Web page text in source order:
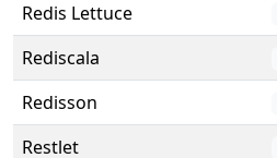
Redis Lettuce
Rediscala
Redisson
Restlet